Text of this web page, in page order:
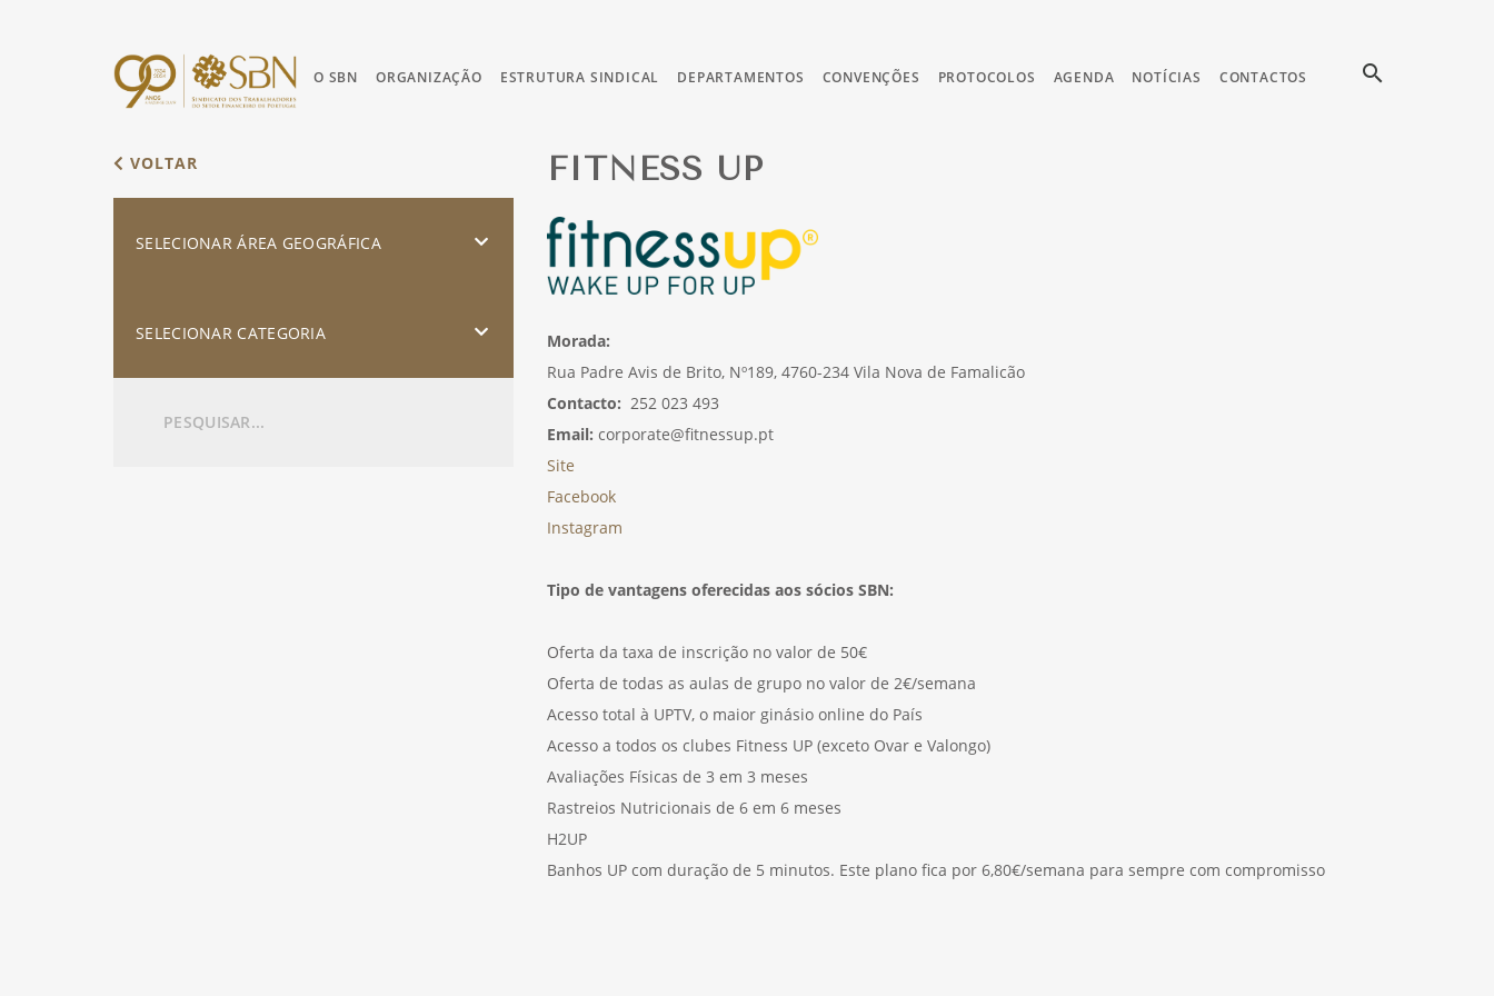
O SBN ORGANIZAÇÃO ESTRUTURA SINDICAL DEPARTAMENTOS CONVENÇÕES PROTOCOLOS AGENDA NOTÍCIAS CONTACTOS search
VOLTAR
SELECIONAR ÁREA GEOGRÁFICA
SELECIONAR CATEGORIA
FITNESS UP
Morada:
Rua Padre Avis de Brito, Nº189, 4760-234 Vila Nova de Famalicão
Contacto: 252 023 493
Email: corporate@fitnessup.pt
Site
Facebook
Instagram
Tipo de vantagens oferecidas aos sócios SBN:
Oferta da taxa de inscrição no valor de 50€
Oferta de todas as aulas de grupo no valor de 2€/semana
Acesso total à UPTV, o maior ginásio online do País
Acesso a todos os clubes Fitness UP (exceto Ovar e Valongo)
Avaliações Físicas de 3 em 3 meses
Rastreios Nutricionais de 6 em 6 meses
H2UP
Banhos UP com duração de 5 minutos. Este plano fica por 6,80€/semana para sempre com compromisso